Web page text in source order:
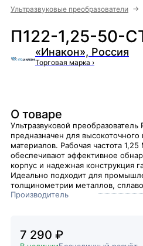
Ультразвуковые преобразователи →
П122-1,25-50-
«Инакон», Россия
Торговая марка ›
О товаре
Ультразвуковой
предназначен для высокоточного
материалов. Рабочая частота
обеспечивают эффективное
корпус и надежная конструкция
Идеально подходит для
толщинометрии металлов,
Производитель
7 290 ₽